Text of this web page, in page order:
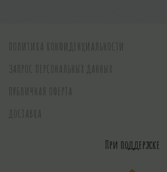
ПОЛИТИКА КОНФИДЕНЦИАЛЬНОСТИ
ЗАПРОС ПЕРСОНАЛЬНЫХ ДАННЫХ
ПУБЛИЧНАЯ ОФЕРТА
ДОСТАВКА
При поддержке